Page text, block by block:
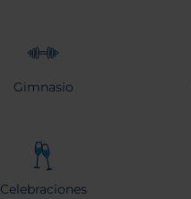
Gimnasio
Celebraciones